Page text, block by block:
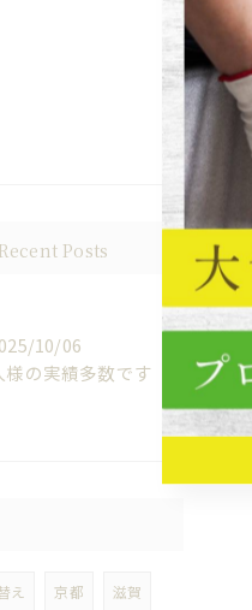
Posts
10/06
様の実績多数です
え 京都 滋賀